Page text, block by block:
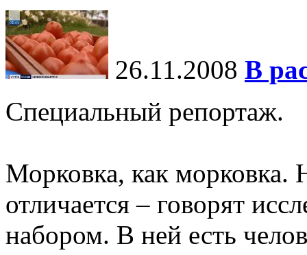
26.11.2008 В
Специальный репортаж.
Морковка, как
отличается – говорят
набором. В ней есть